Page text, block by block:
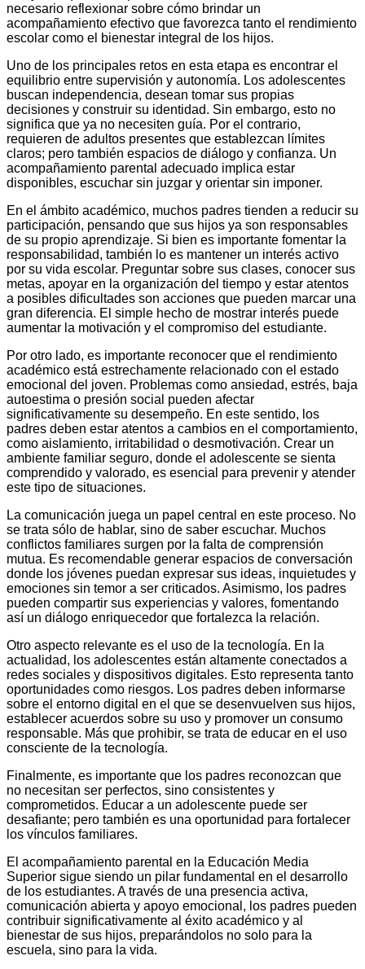
necesario reflexionar sobre cómo brindar un
acompañamiento efectivo que favorezca tanto el rendimiento
escolar como el bienestar integral de los hijos.
Uno de los principales retos en esta etapa es encontrar el
equilibrio entre supervisión y autonomía. Los adolescentes
buscan independencia, desean tomar sus propias
decisiones y construir su identidad. Sin embargo, esto no
significa que ya no necesiten guía. Por el contrario,
requieren de adultos presentes que establezcan límites
claros; pero también espacios de diálogo y confianza. Un
acompañamiento parental adecuado implica estar
disponibles, escuchar sin juzgar y orientar sin imponer.
En el ámbito académico, muchos padres tienden a reducir su
participación, pensando que sus hijos ya son responsables
de su propio aprendizaje. Si bien es importante fomentar la
responsabilidad, también lo es mantener un interés activo
por su vida escolar. Preguntar sobre sus clases, conocer sus
metas, apoyar en la organización del tiempo y estar atentos
a posibles dificultades son acciones que pueden marcar una
gran diferencia. El simple hecho de mostrar interés puede
aumentar la motivación y el compromiso del estudiante.
Por otro lado, es importante reconocer que el rendimiento
académico está estrechamente relacionado con el estado
emocional del joven. Problemas como ansiedad, estrés, baja
autoestima o presión social pueden afectar
significativamente su desempeño. En este sentido, los
padres deben estar atentos a cambios en el comportamiento,
como aislamiento, irritabilidad o desmotivación. Crear un
ambiente familiar seguro, donde el adolescente se sienta
comprendido y valorado, es esencial para prevenir y atender
este tipo de situaciones.
La comunicación juega un papel central en este proceso. No
se trata sólo de hablar, sino de saber escuchar. Muchos
conflictos familiares surgen por la falta de comprensión
mutua. Es recomendable generar espacios de conversación
donde los jóvenes puedan expresar sus ideas, inquietudes y
emociones sin temor a ser criticados. Asimismo, los padres
pueden compartir sus experiencias y valores, fomentando
así un diálogo enriquecedor que fortalezca la relación.
Otro aspecto relevante es el uso de la tecnología. En la
actualidad, los adolescentes están altamente conectados a
redes sociales y dispositivos digitales. Esto representa tanto
oportunidades como riesgos. Los padres deben informarse
sobre el entorno digital en el que se desenvuelven sus hijos,
establecer acuerdos sobre su uso y promover un consumo
responsable. Más que prohibir, se trata de educar en el uso
consciente de la tecnología.
Finalmente, es importante que los padres reconozcan que
no necesitan ser perfectos, sino consistentes y
comprometidos. Educar a un adolescente puede ser
desafiante; pero también es una oportunidad para fortalecer
los vínculos familiares.
El acompañamiento parental en la Educación Media
Superior sigue siendo un pilar fundamental en el desarrollo
de los estudiantes. A través de una presencia activa,
comunicación abierta y apoyo emocional, los padres pueden
contribuir significativamente al éxito académico y al
bienestar de sus hijos, preparándolos no solo para la
escuela, sino para la vida.